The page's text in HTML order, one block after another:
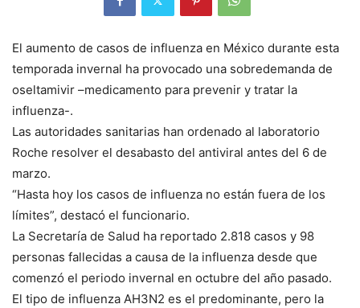
El aumento de casos de influenza en México durante esta
temporada invernal ha provocado una sobredemanda de
oseltamivir –medicamento para prevenir y tratar la
influenza-.
Las autoridades sanitarias han ordenado al laboratorio
Roche resolver el desabasto del antiviral antes del 6 de
marzo.
“Hasta hoy los casos de influenza no están fuera de los
límites”, destacó el funcionario.
La Secretaría de Salud ha reportado 2.818 casos y 98
personas fallecidas a causa de la influenza desde que
comenzó el periodo invernal en octubre del año pasado.
El tipo de influenza AH3N2 es el predominante, pero la